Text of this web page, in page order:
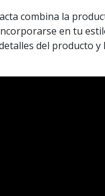
combina la
en tu
del producto y